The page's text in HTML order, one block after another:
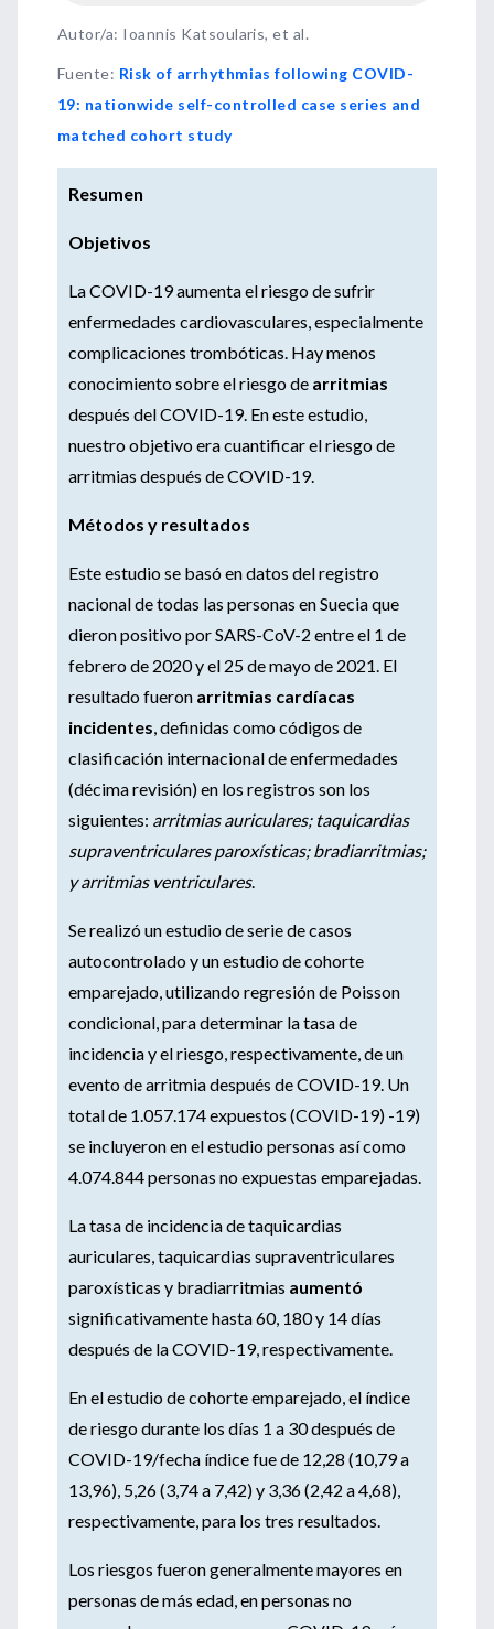
Autor/a: Ioannis Katsoularis, et al.
Fuente: Risk of arrhythmias following COVID-
19: nationwide self-controlled case series and
matched cohort study
Resumen
Objetivos
La COVID-19 aumenta el riesgo de sufrir
enfermedades cardiovasculares, especialmente
complicaciones trombóticas. Hay menos
conocimiento sobre el riesgo de arritmias
después del COVID-19. En este estudio,
nuestro objetivo era cuantificar el riesgo de
arritmias después de COVID-19.
Métodos y resultados
Este estudio se basó en datos del registro
nacional de todas las personas en Suecia que
dieron positivo por SARS-CoV-2 entre el 1 de
febrero de 2020 y el 25 de mayo de 2021. El
resultado fueron arritmias cardíacas
incidentes, definidas como códigos de
clasificación internacional de enfermedades
(décima revisión) en los registros son los
siguientes: arritmias auriculares; taquicardias
supraventriculares paroxísticas; bradiarritmias;
y arritmias ventriculares.
Se realizó un estudio de serie de casos
autocontrolado y un estudio de cohorte
emparejado, utilizando regresión de Poisson
condicional, para determinar la tasa de
incidencia y el riesgo, respectivamente, de un
evento de arritmia después de COVID-19. Un
total de 1.057.174 expuestos (COVID-19) -19)
se incluyeron en el estudio personas así como
4.074.844 personas no expuestas emparejadas.
La tasa de incidencia de taquicardias
auriculares, taquicardias supraventriculares
paroxísticas y bradiarritmias aumentó
significativamente hasta 60, 180 y 14 días
después de la COVID-19, respectivamente.
En el estudio de cohorte emparejado, el índice
de riesgo durante los días 1 a 30 después de
COVID-19/fecha índice fue de 12,28 (10,79 a
13,96), 5,26 (3,74 a 7,42) y 3,36 (2,42 a 4,68),
respectivamente, para los tres resultados.
Los riesgos fueron generalmente mayores en
personas de más edad, en personas no